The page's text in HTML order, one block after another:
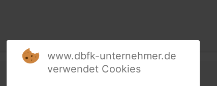
www.dbfk-unternehmer.de
verwendet Cookies